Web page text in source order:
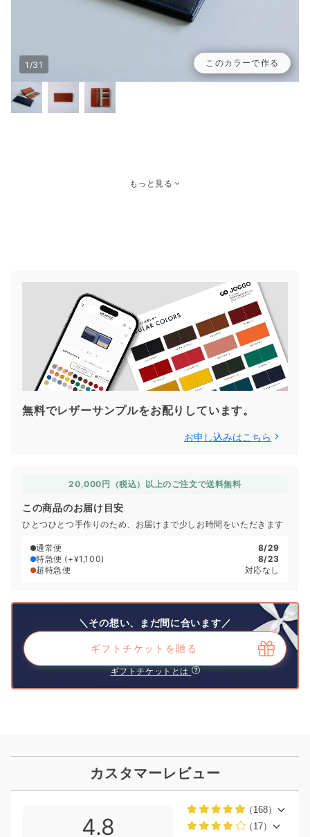
1/31 このカラーで作る
もっと見る
無料でレザーサンプルをお配りしています。
お申し込みはこちら
20,000円（税込）以上のご注文で送料無料
この商品のお届け目安
ひとつひとつ手作りのため、お届けまで少しお時間をいただきます
通常便
8/29
特急便 (+¥1,100)
8/23
超特急便
対応なし
＼その想い、まだ間に合います／
ギフトチケットを贈る
ギフトチケットとは
カスタマーレビュー
4.8
（168）
（17）